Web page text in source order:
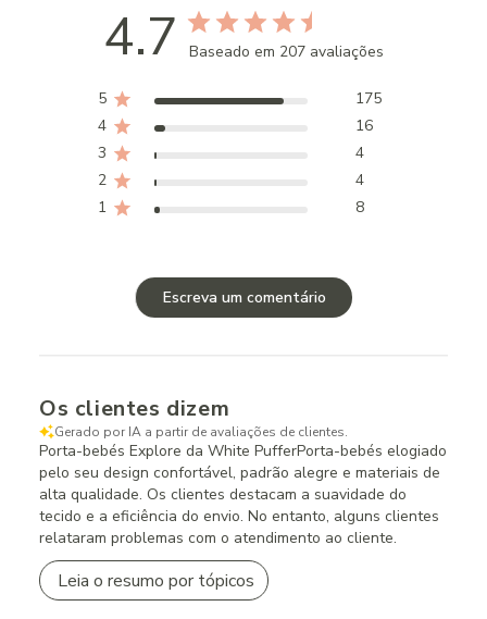
4.7 Baseado em 207 avaliações
5
175
4
16
3
4
2
4
1
8
Escreva um comentário
Os clientes dizem
Gerado por IA a partir de avaliações de clientes.
Porta-bebés Explore da White PufferPorta-bebés elogiado
pelo seu design confortável, padrão alegre e materiais de
alta qualidade. Os clientes destacam a suavidade do
tecido e a eficiência do envio. No entanto, alguns clientes
relataram problemas com o atendimento ao cliente.
Leia o resumo por tópicos